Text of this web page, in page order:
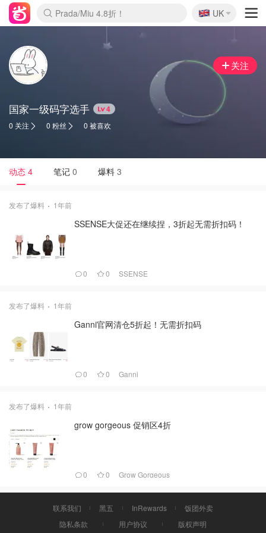
Prada/Miu 4.8折！
🇬🇧
UK
关注
国家一级码字选手 4
0 关注 0 粉丝 0 被喜欢
动态 4 笔记 0 爆料 3
发布了爆料 1年前
SSENSE大促还在继续捏，3折起无需折扣码！
0 0 SSENSE
发布了爆料 1年前
Ganni官网清仓5折起！无需折扣码
0 0 Ganni
发布了爆料 1年前
grow gorgeous 促销区4折
0 0 Grow Gorgeous
联系我们 黑五 InRewards
饭团外卖
隐私条款
用户协议 版权声明